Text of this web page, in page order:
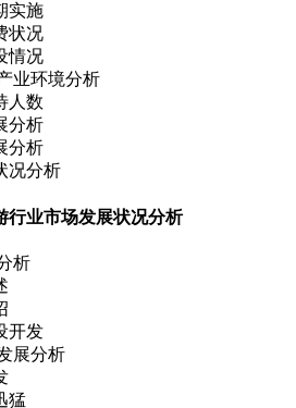
实施
状况
情况
业环境分析
人数
分析
分析
况分析
行业市场发展状况分析
析
开发
展分析
猛